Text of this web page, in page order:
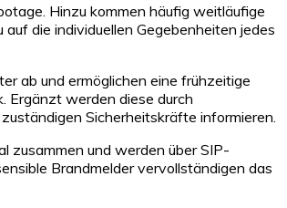
Hinzu kommen häufig weitläufige
die individuellen Gegebenheiten jedes
ab und ermöglichen eine frühzeitige
Ergänzt werden diese durch
Sicherheitskräfte informieren.
zusammen und werden über SIP-
Brandmelder vervollständigen das